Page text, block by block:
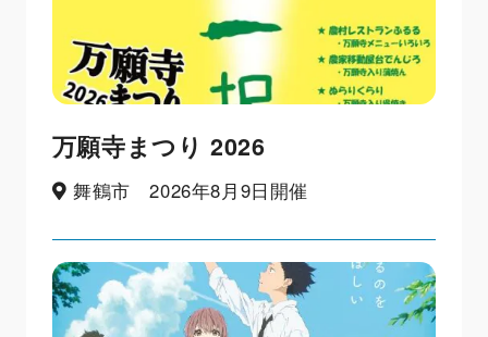
万願寺まつり 2026
舞鶴市 2026年8月9日開催